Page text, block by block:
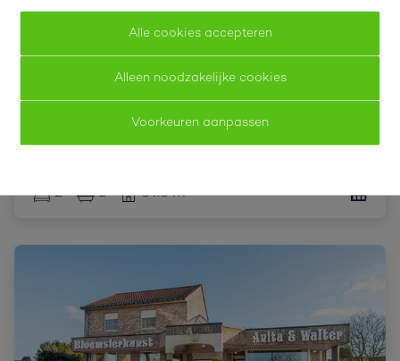
Alle cookies accepteren
Alleen noodzakelijke cookies
Voorkeuren aanpassen
App met 2 slpk in Brustem!
Singelstraat 49 bus 103, 3800 Sint-Truiden
2 1 89.6 m²